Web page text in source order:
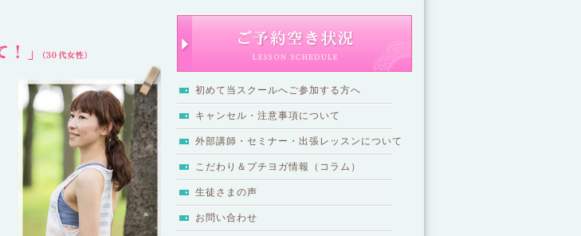
初めて当スクールへご参加する方へ
キャンセル・注意事項について
外部講師・セミナー・出張レッスンについて
こだわり＆プチヨガ情報（コラム）
生徒さまの声
お問い合わせ